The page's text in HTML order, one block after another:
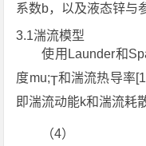
系数b，以及液态锌与
3.1湍流模型
使用Launder和
度mu;T和湍流热导率
即湍流动能k和湍流耗散
（4）